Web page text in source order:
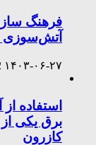
آتش‌سوزی
۱۴۰۳-۰۶-۲۷
استفاده
برق یکی
کازرون